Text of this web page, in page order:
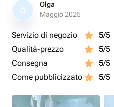
O
Olga
Maggio 2025
Servizio di negozio 5/5
Qualità-prezzo
5/5
Consegna
5/5
Come pubblicizzato
5/5